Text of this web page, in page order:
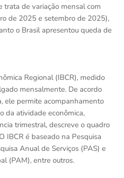
trata de variação mensal com
de 2025 e setembro de 2025),
o Brasil apresentou queda de
Regional (IBCR), medido
mensalmente. De acordo
ele permite acompanhamento
da atividade econômica,
trimestral, descreve o quadro
IBCR é baseado na Pesquisa
Anual de Serviços (PAS) e
(PAM), entre outros.